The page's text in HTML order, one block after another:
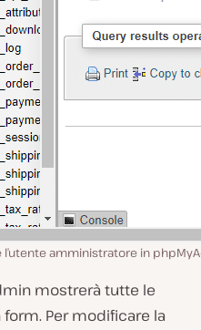
l’utente amministratore in
mostrerà tutte le
Per modificare la